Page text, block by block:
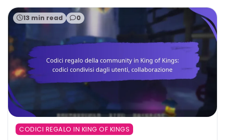
13 min read 0
CODICI REGALO IN KING OF KINGS